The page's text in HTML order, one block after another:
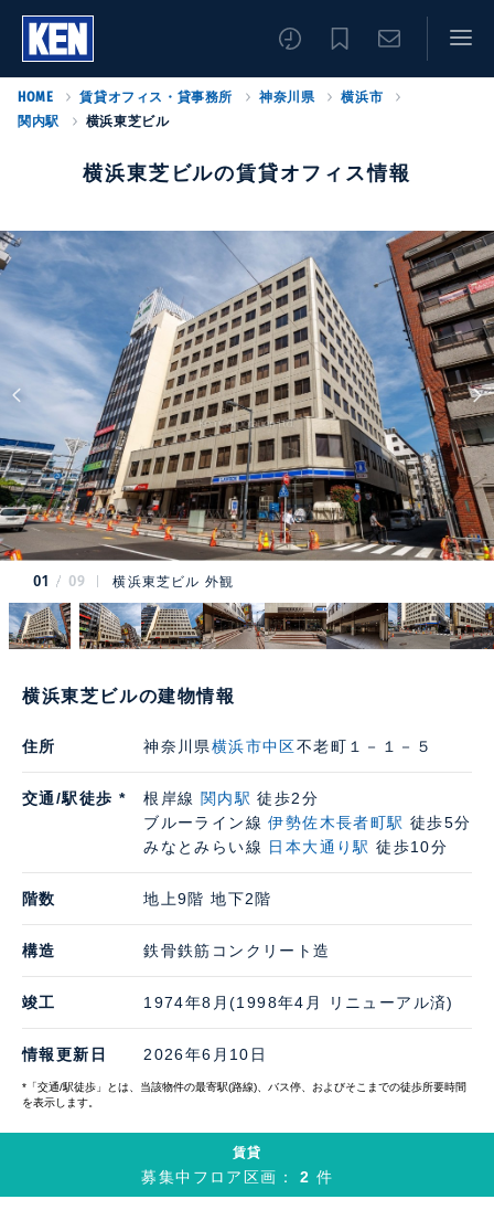
HOME 賃貸オフィス・貸事務所 神奈川県
横浜市
関内駅
横浜東芝ビル
横浜東芝ビルの賃貸オフィス情報
01 09 横浜東芝ビル 外観
横浜東芝ビルの建物情報
住所 神奈川県横浜市中区不老町１－１－５
交通/駅徒歩 * 根岸線 関内駅 徒歩2分
ブルーライン線伊勢佐木長者町駅 徒歩5分
みなとみらい線 日本大通り駅 徒歩10分
階数 地上9階 地下2階
構造 鉄骨鉄筋コンクリート造
竣工 1974年8月(1998年4月 リニューアル済)
情報更新日 2026年6月10日
*「交通/駅徒歩」とは、当該物件の最寄駅(路線)、バス停、およびそこまでの徒歩所要時間
を表示します。
賃貸
募集中フロア区画：2件